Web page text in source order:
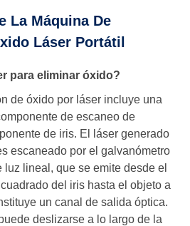
La Máquina De
Láser Portátil
para eliminar óxido?
de óxido por láser incluye una
de escaneo de
de iris. El láser generado
escaneado por el galvanómetro
luz lineal, que se emite desde el
del iris hasta el objeto a
un canal de salida óptica.
deslizarse a lo largo de la